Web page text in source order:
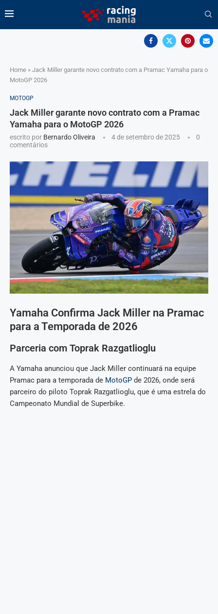
Home » Jack Miller garante novo contrato com a Pramac Yamaha para o
MotoGP 2026
MOTOGP
Jack Miller garante novo contrato com a Pramac
Yamaha para o MotoGP 2026
escrito por Bernardo Oliveira 4 de setembro de 2025
0
comentários
Yamaha Confirma Jack Miller na Pramac
para a Temporada de 2026
Parceria com Toprak Razgatlioglu
A Yamaha anunciou que Jack Miller continuará na equipe
Pramac para a temporada de MotoGP de 2026, onde será
parceiro do piloto Toprak Razgatlioglu, que é uma estrela do
Campeonato Mundial de Superbike.